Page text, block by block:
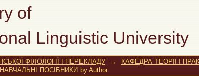
of
Linguistic University
ПОСІБНИКИ by Author
ФІЛОЛОГІЇ І ПЕРЕКЛАДУ → КАФЕДРА ТЕОРІЇ І
НАВЧАЛЬНІ ПОСІБНИКИ by Author